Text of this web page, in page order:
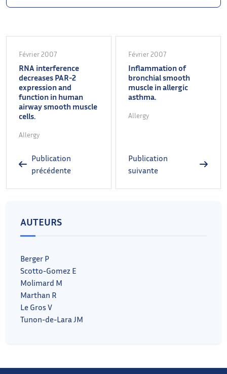
Février 2007
RNA interference
decreases PAR-2
expression and
function in human
airway smooth muscle
cells.
Allergy
Publication
précédente
Février 2007
Inflammation of
bronchial smooth
muscle in allergic
asthma.
Allergy
Publication
suivante
AUTEURS
Berger P
Scotto-Gomez E
Molimard M
Marthan R
Le Gros V
Tunon-de-Lara JM